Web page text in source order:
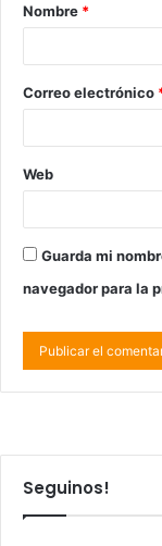
Nombre *
Correo electrónico
Web
Guarda mi
navegador para la
Seguinos!